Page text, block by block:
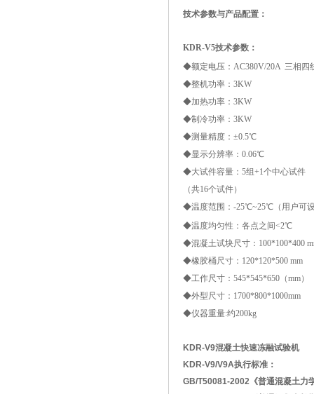
技术参数与产品配置：
KDR-V5技术参数：
◆额定电压：AC380V/20A 三相四
◆整机功率：3KW
◆加热功率：3KW
◆制冷功率：3KW
◆测量精度：±0.5℃
◆显示分辨率：0.06℃
◆大试件容量：5组+1个中心试件
（共16个试件）
◆温度范围：-25℃~25℃（用户可
◆温度均匀性：各点之间<2℃
◆混凝土试块尺寸：100*100*400
◆橡胶桶尺寸：120*120*500 mm
◆工作尺寸：545*545*650（mm）
◆外型尺寸：1700*800*1000mm
◆仪器重量:约200kg
KDR-V9混凝土快速冻融试验机
KDR-V9/V9A执行标准：
GB/T50081-2002《普通混凝土力